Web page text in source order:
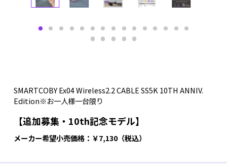
SMARTCOBY Ex04 Wireless2.2 CABLE SS5K 10TH ANNIV.
Edition※お一人様一台限り
【追加募集・10th記念モデル】
メーカー希望小売価格：￥7,130（税込）